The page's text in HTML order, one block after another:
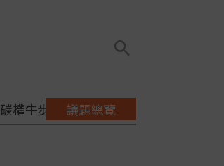
碳權牛步缺配套議題總覽